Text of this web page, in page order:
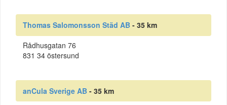
Thomas Salomonsson Städ AB - 35 km
Rådhusgatan 76
831 34 östersund
anCula Sverige AB - 35 km